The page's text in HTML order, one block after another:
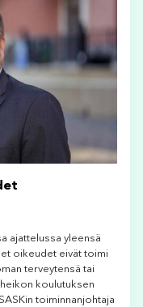
ajattelussa yleensä
oikeudet eivät toimi
terveytensä tai
koulutuksen
toiminnanjohtaja